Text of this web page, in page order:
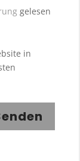
gelesen
in